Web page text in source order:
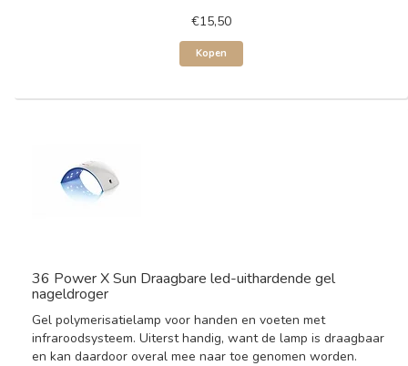
€15,50
Kopen
36 Power X Sun Draagbare led-uithardende gel
nageldroger
Gel polymerisatielamp voor handen en voeten met
infraroodsysteem. Uiterst handig, want de lamp is draagbaar
en kan daardoor overal mee naar toe genomen worden.